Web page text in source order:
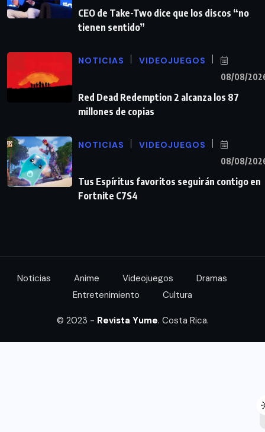
CEO de Take-Two dice que los discos “no
tienen sentido”
NOTICIAS VIDEOJUEGOS
08/08/
Red Dead Redemption 2 alcanza los 87
millones de copias
NOTICIAS VIDEOJUEGOS
08/08/
Tus Espíritus favoritos seguirán contigo en
Fortnite C7S4
Noticias Anime Videojuegos
Dramas
Entretenimiento
Cultura
© 2023 - Revista Yume. Costa Rica.